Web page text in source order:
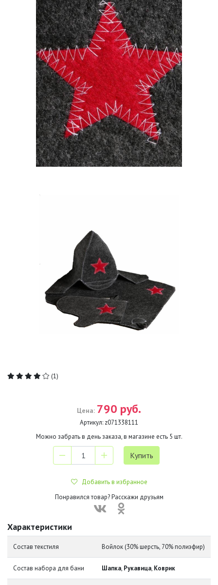
(1)
Цена: 790 руб.
Артикул: z071338111
Можно забрать в день заказа, в магазине есть 5 шт.
Добавить в избранное
Понравился товар? Расскажи друзьям
Характеристики
Состав текстиля Войлок (30% шерсть, 70% полиэфир)
Состав набора для бани Шапка, Рукавица, Коврик